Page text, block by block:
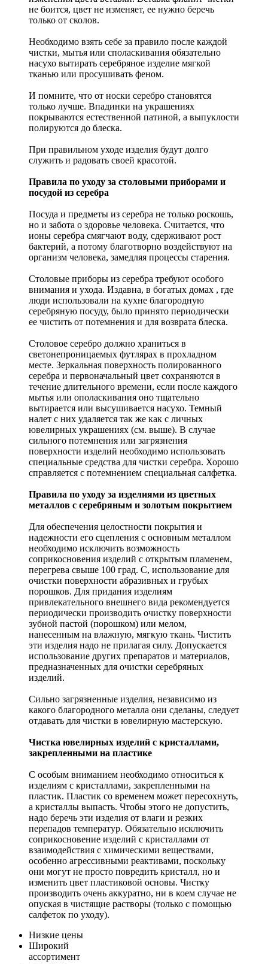
не боится, цвет не изменяет, ее нужно беречь
только от сколов.
Необходимо взять себе за правило после каждой
чистки, мытья или споласкивания обязательно
насухо вытирать серебряное изделие мягкой
тканью или просушивать феном.
И помните, что от носки серебро становятся
только лучше. Впадинки на украшениях
покрываются естественной патиной, а выпуклости
полируются до блеска.
При правильном уходе изделия будут долго
служить и радовать своей красотой.
Правила по уходу за столовыми приборами и
посудой из серебра
Посуда и предметы из серебра не только роскошь,
но и забота о здоровье человека. Считается, что
ионы серебра смягчают воду, сдерживают рост
бактерий, а потому благотворно воздействуют на
организм человека, замедляя процессы старения.
Столовые приборы из серебра требуют особого
внимания и ухода. Издавна, в богатых домах , где
люди использовали на кухне благородную
серебряную посуду, было принято периодически
ее чистить от потемнения и для возврата блеска.
Столовое серебро должно храниться в
светонепроницаемых футлярах в прохладном
месте. Зеркальная поверхность полированного
серебра и первоначальный цвет сохраняются в
течение длительного времени, если после каждого
мытья или ополаскивания оно тщательно
вытирается или высушивается насухо. Темный
налет с них удаляется так же как с личных
ювелирных украшениях (см. выше). В случае
сильного потемнения или загрязнения
поверхности изделий необходимо использовать
специальные средства для чистки серебра. Хорошо
справляется с потемнением специальная салфетка.
Правила по уходу за изделиями из цветных
металлов с серебряным и золотым покрытием
Для обеспечения целостности покрытия и
надежности его сцепления с основным металлом
необходимо исключить возможность
соприкосновения изделий с открытым пламенем,
перегрева свыше 100 град. С, использование для
очистки поверхности абразивных и грубых
порошков. Для придания изделиям
привлекательного внешнего вида рекомендуется
периодически производить очистку поверхности
зубной пастой (порошком) или мелом,
нанесенным на влажную, мягкую ткань. Чистить
эти изделия надо не прилагая силу. Допускается
использование других препаратов и материалов,
предназначенных для очистки серебряных
изделий.
Сильно загрязненные изделия, независимо из
какого благородного металла они сделаны, следует
отдавать для чистки в ювелирную мастерскую.
Чистка ювелирных изделий с кристаллами,
закрепленными на пластике
С особым вниманием необходимо относиться к
изделиям с кристаллами, закрепленными на
пластик. Пластик со временем может пересохнуть,
а кристаллы выпасть. Чтобы этого не допустить,
надо беречь эти изделия от влаги и резких
перепадов температур. Обязательно исключить
соприкосновение изделий с кристаллами от
взаимодействия с химическими веществами,
особенно агрессивными реактивами, поскольку
они могут не просто повредить кристалл, но и
изменить цвет пластиковой основы. Чистку
производить очень аккуратно, ни в коем случае не
опуская в чистящие растворы (только с помощью
салфеток по уходу).
Низкие цены
Широкий
ассортимент